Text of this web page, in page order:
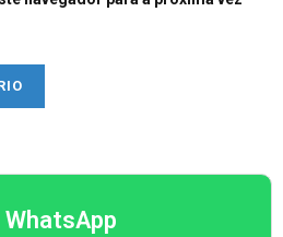
WhatsApp